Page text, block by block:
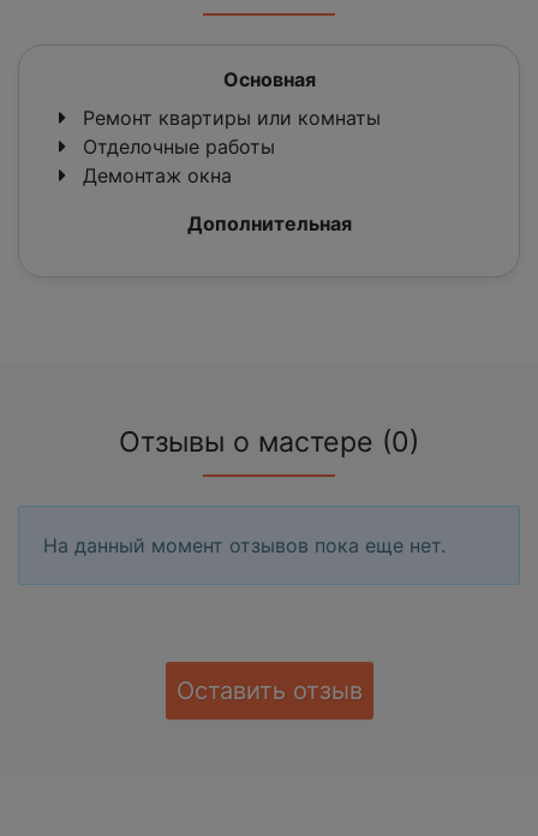
Основная
Ремонт квартиры или комнаты
Отделочные работы
Демонтаж окна
Дополнительная
Отзывы о мастере (0)
На данный момент отзывов пока еще нет.
Оставить отзыв